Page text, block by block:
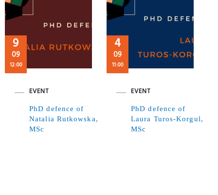
9
09
12:00
EVENT
PhD defence of
Natalia Rutkowska,
MSc
4
09
11:00
EVENT
PhD defence of
Laura Turos-Korgul,
MSc